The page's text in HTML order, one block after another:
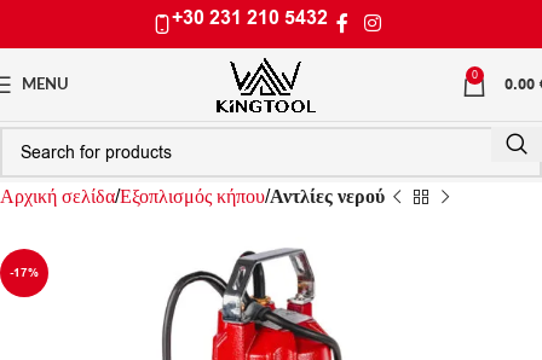
+30 231 210 5432
MENU
0 0.00
Αρχική σελίδαΕξοπλισμός κήπουΑντλίες νερού
-17%